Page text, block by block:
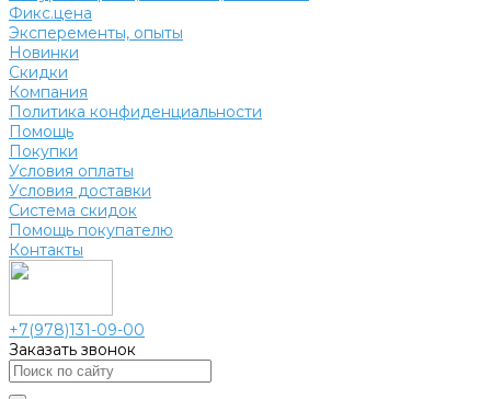
Фикс.цена
Эксперементы, опыты
Новинки
Скидки
Компания
Политика конфиденциальности
Помощь
Покупки
Условия оплаты
Условия доставки
Система скидок
Помощь покупателю
Контакты
+7(978)131-09-00
Заказать звонок